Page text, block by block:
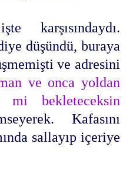
karşısındaydı.
düşündü, buraya
ve adresini
ve onca yoldan
mi bekleteceksin
Kafasını
sallayıp içeriye